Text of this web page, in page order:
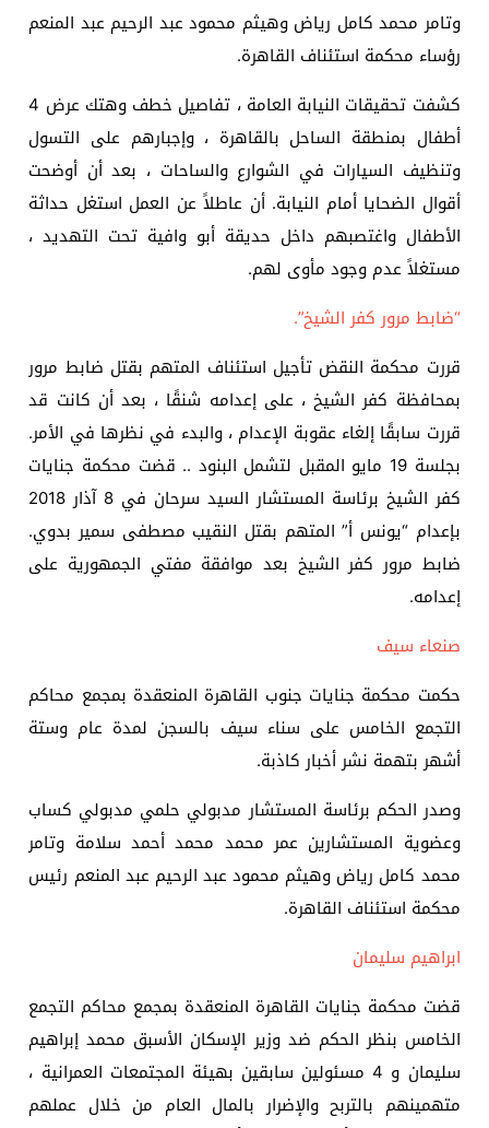
وتامر محمد كامل رياض وهيثم محمود عبد الرحيم عبد المنعم
رؤساء محكمة استئناف القاهرة.
كشفت تحقيقات النيابة العامة ، تفاصيل خطف وهتك عرض 4
أطفال بمنطقة الساحل بالقاهرة ، وإجبارهم على التسول
وتنظيف السيارات في الشوارع والساحات ، بعد أن أوضحت
أقوال الضحايا أمام النيابة. أن عاطلاً عن العمل استغل حداثة
الأطفال واغتصبهم داخل حديقة أبو وافية تحت التهديد ،
مستغلاً عدم وجود مأوى لهم.
“ضابط مرور كفر الشيخ”.
قررت محكمة النقض تأجيل استئناف المتهم بقتل ضابط مرور
بمحافظة كفر الشيخ ، على إعدامه شنقًا ، بعد أن كانت قد
قررت سابقًا إلغاء عقوبة الإعدام ، والبدء في نظرها في الأمر.
بجلسة 19 مايو المقبل لتشمل البنود .. قضت محكمة جنايات
كفر الشيخ برئاسة المستشار السيد سرحان في 8 آذار 2018
بإعدام “يونس أ” المتهم بقتل النقيب مصطفى سمير بدوي.
ضابط مرور كفر الشيخ بعد موافقة مفتي الجمهورية على
إعدامه.
صنعاء سيف
حكمت محكمة جنايات جنوب القاهرة المنعقدة بمجمع محاكم
التجمع الخامس على سناء سيف بالسجن لمدة عام وستة
أشهر بتهمة نشر أخبار كاذبة.
وصدر الحكم برئاسة المستشار مدبولي حلمي مدبولي كساب
وعضوية المستشارين عمر محمد محمد أحمد سلامة وتامر
محمد كامل رياض وهيثم محمود عبد الرحيم عبد المنعم رئيس
محكمة استئناف القاهرة.
ابراهيم سليمان
قضت محكمة جنايات القاهرة المنعقدة بمجمع محاكم التجمع
الخامس بنظر الحكم ضد وزير الإسكان الأسبق محمد إبراهيم
سليمان و 4 مسئولين سابقين بهيئة المجتمعات العمرانية ،
متهمينهم بالتربح والإضرار بالمال العام من خلال عملهم